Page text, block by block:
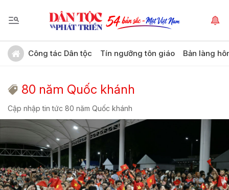
Công tác Dân tộc Tín ngưỡng tôn giáo Bản làng
80 năm Quốc khánh
Cập nhập tin tức 80 năm Quốc khánh